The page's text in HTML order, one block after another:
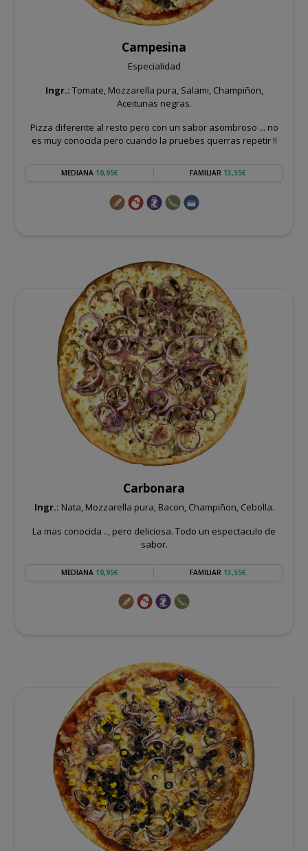
Campesina
Especialidad
Ingr.: Tomate, Mozzarella pura, Salami, Champiñon,
Aceitunas negras.
Pizza diferente al resto pero con un sabor asombroso ... no
es muy conocida pero cuando la pruebes querras repetir !!
MEDIANA 10,95€ FAMILIAR 13,55€
Carbonara
Ingr.: Nata, Mozzarella pura, Bacon, Champiñon, Cebolla.
La mas conocida .., pero deliciosa. Todo un espectaculo de
sabor.
MEDIANA 10,95€ FAMILIAR 13,55€